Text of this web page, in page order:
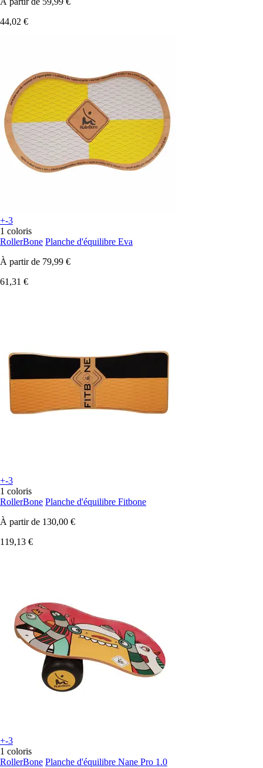
44,02 €
+-3
1 coloris
RollerBone Planche d'équilibre Eva
À partir de 79,99 €
61,31 €
+-3
1 coloris
RollerBone Planche d'équilibre Fitbone
À partir de 130,00 €
119,13 €
+-3
1 coloris
RollerBone Planche d'équilibre Nane Pro 1.0